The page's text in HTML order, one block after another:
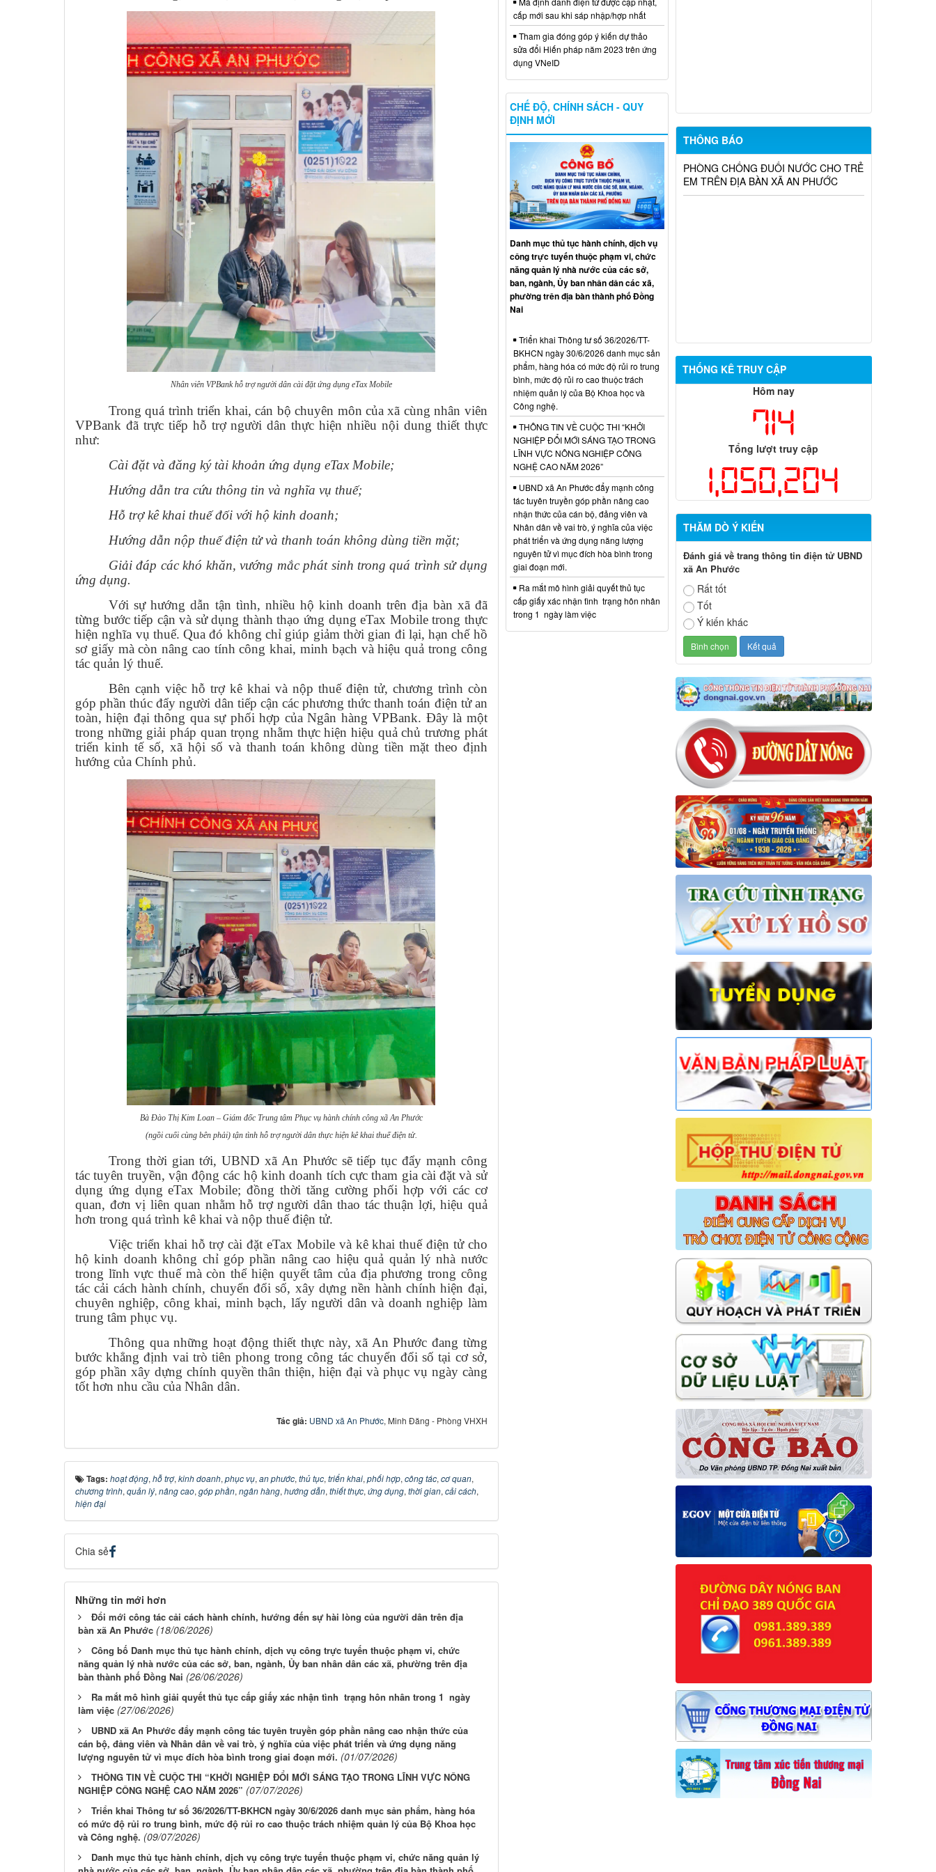
Nhân viên VPBank hỗ trợ người dân cài đặt ứng dụng eTax Mobile
Trong quá trình triển khai, cán bộ chuyên môn của xã cùng nhân viên
VPBank đã trực tiếp hỗ trợ người dân thực hiện nhiều nội dung thiết thực
như:
Cài đặt và đăng ký tài khoản ứng dụng eTax Mobile;
Hướng dẫn tra cứu thông tin và nghĩa vụ thuế;
Hỗ trợ kê khai thuế đối với hộ kinh doanh;
Hướng dẫn nộp thuế điện tử và thanh toán không dùng tiền mặt;
Giải đáp các khó khăn, vướng mắc phát sinh trong quá trình sử dụng
ứng dụng.
Với sự hướng dẫn tận tình, nhiều hộ kinh doanh trên địa bàn xã đã
từng bước tiếp cận và sử dụng thành thạo ứng dụng eTax Mobile trong thực
hiện nghĩa vụ thuế. Qua đó không chỉ giúp giảm thời gian đi lại, hạn chế hồ
sơ giấy mà còn nâng cao tính công khai, minh bạch và hiệu quả trong công
tác quản lý thuế.
Bên cạnh việc hỗ trợ kê khai và nộp thuế điện tử, chương trình còn
góp phần thúc đẩy người dân tiếp cận các phương thức thanh toán điện tử an
toàn, hiện đại thông qua sự phối hợp của Ngân hàng VPBank. Đây là một
trong những giải pháp quan trọng nhằm thực hiện hiệu quả chủ trương phát
triển kinh tế số, xã hội số và thanh toán không dùng tiền mặt theo định
hướng của Chính phủ.
Bà Đào Thị Kim Loan – Giám đốc Trung tâm Phục vụ hành chính công xã An Phước
(ngồi cuối cùng bên phải) tận tình hỗ trợ người dân thực hiện kê khai thuế điện tử.
Trong thời gian tới, UBND xã An Phước sẽ tiếp tục đẩy mạnh công
tác tuyên truyền, vận động các hộ kinh doanh tích cực tham gia cài đặt và sử
dụng ứng dụng eTax Mobile; đồng thời tăng cường phối hợp với các cơ
quan, đơn vị liên quan nhằm hỗ trợ người dân thao tác thuận lợi, hiệu quả
hơn trong quá trình kê khai và nộp thuế điện tử.
Việc triển khai hỗ trợ cài đặt eTax Mobile và kê khai thuế điện tử cho
hộ kinh doanh không chỉ góp phần nâng cao hiệu quả quản lý nhà nước
trong lĩnh vực thuế mà còn thể hiện quyết tâm của địa phương trong công
tác cải cách hành chính, chuyển đổi số, xây dựng nền hành chính hiện đại,
chuyên nghiệp, công khai, minh bạch, lấy người dân và doanh nghiệp làm
trung tâm phục vụ.
Thông qua những hoạt động thiết thực này, xã An Phước đang từng
bước khẳng định vai trò tiên phong trong công tác chuyển đổi số tại cơ sở,
góp phần xây dựng chính quyền thân thiện, hiện đại và phục vụ ngày càng
tốt hơn nhu cầu của Nhân dân.
Tác giả: UBND xã An Phước, Minh Đăng - Phòng VHXH
Tags: hoạt động, hỗ trợ, kinh doanh, phục vụ, an phước, thủ tục, triển khai, phối hợp, công tác, cơ quan,
chương trình, quản lý, nâng cao, góp phần, ngân hàng, hướng dẫn, thiết thực, ứng dụng, thời gian, cải cách,
hiện đại
Chia sẻ
Những tin mới hơn
Đổi mới công tác cải cách hành chính, hướng đến sự hài lòng của người dân trên địa
bàn xã An Phước (18/06/2026)
Công bố Danh mục thủ tục hành chính, dịch vụ công trực tuyến thuộc phạm vi, chức
năng quản lý nhà nước của các sở, ban, ngành, Ủy ban nhân dân các xã, phường trên địa
bàn thành phố Đồng Nai (26/06/2026)
Ra mắt mô hình giải quyết thủ tục cấp giấy xác nhận tình trạng hôn nhân trong 1 ngày
làm việc (27/06/2026)
UBND xã An Phước đẩy mạnh công tác tuyên truyền góp phần nâng cao nhận thức của
cán bộ, đảng viên và Nhân dân về vai trò, ý nghĩa của việc phát triển và ứng dụng năng
lượng nguyên tử vì mục đích hòa bình trong giai đoạn mới. (01/07/2026)
THÔNG TIN VỀ CUỘC THI “KHỞI NGHIỆP ĐỔI MỚI SÁNG TẠO TRONG LĨNH VỰC NÔNG
NGHIỆP CÔNG NGHỆ CAO NĂM 2026” (07/07/2026)
Triển khai Thông tư số 36/2026/TT-BKHCN ngày 30/6/2026 danh mục sản phẩm, hàng hóa
có mức độ rủi ro trung bình, mức độ rủi ro cao thuộc trách nhiệm quản lý của Bộ Khoa học
và Công nghệ. (09/07/2026)
Danh mục thủ tục hành chính, dịch vụ công trực tuyến thuộc phạm vi, chức năng quản lý
THÔNG BÁO
BÀI TUYÊN TRUYỀN: CHUNG TAY
PHÒNG CHỐNG ĐUỐI NƯỚC CHO TRẺ
EM TRÊN ĐỊA BÀN XÃ AN PHƯỚC
THỐNG KÊ TRUY CẬP
Hôm nay
714
Tổng lượt truy cập
1,050,204
THĂM DÒ Ý KIẾN
Đánh giá về trang thông tin điện tử UBND
xã An Phước
Rất tốt
Tốt
Ý kiến khác
cấp mới sau khi sáp nhập/hợp nhất
Tham gia đóng góp ý kiến dự thảo
sửa đổi Hiến pháp năm 2023 trên ứng
dụng VNeID
CHẾ ĐỘ, CHÍNH SÁCH - QUY
ĐỊNH MỚI
Danh mục thủ tục hành chính, dịch vụ
công trực tuyến thuộc phạm vi, chức
năng quản lý nhà nước của các sở,
ban, ngành, Ủy ban nhân dân các xã,
phường trên địa bàn thành phố Đồng
Nai
Triển khai Thông tư số 36/2026/TT-
BKHCN ngày 30/6/2026 danh mục sản
phẩm, hàng hóa có mức độ rủi ro trung
bình, mức độ rủi ro cao thuộc trách
nhiệm quản lý của Bộ Khoa học và
Công nghệ.
THÔNG TIN VỀ CUỘC THI “KHỞI
NGHIỆP ĐỔI MỚI SÁNG TẠO TRONG
LĨNH VỰC NÔNG NGHIỆP CÔNG
NGHỆ CAO NĂM 2026”
UBND xã An Phước đẩy mạnh công
tác tuyên truyền góp phần nâng cao
nhận thức của cán bộ, đảng viên và
Nhân dân về vai trò, ý nghĩa của việc
phát triển và ứng dụng năng lượng
nguyên tử vì mục đích hòa bình trong
giai đoạn mới.
Ra mắt mô hình giải quyết thủ tục
cấp giấy xác nhận tình trạng hôn nhân
trong 1 ngày làm việc